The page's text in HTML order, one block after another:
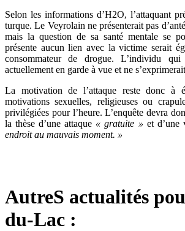
Selon les informations d’H2O, l’attaquant
turque. Le Veyrolain ne présenterait pas
mais la question de sa santé mentale se
présente aucun lien avec la victime serait
consommateur de drogue. L’individu
actuellement en garde à vue et ne
La motivation de l’attaque reste donc à
motivations sexuelles, religieuses ou
privilégiées pour l’heure. L’enquête devra
la thèse d’une attaque « gratuite » et d’une
endroit au mauvais moment. »
AutreS actualités
du-Lac :